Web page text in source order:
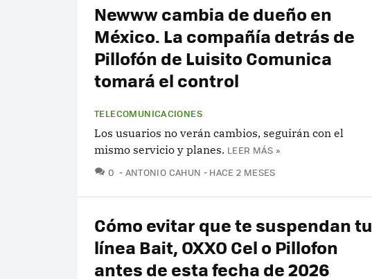
Newww cambia de dueño en
México. La compañía detrás de
Pillofón de Luisito Comunica
tomará el control
TELECOMUNICACIONES
Los usuarios no verán cambios, seguirán con el
mismo servicio y planes. LEER MÁS »
0 COMENTARIOS
ANTONIO CAHUN HACE 2 MESES
Cómo evitar que te suspendan tu
línea Bait, OXXO Cel o Pillofon
antes de esta fecha de 2026